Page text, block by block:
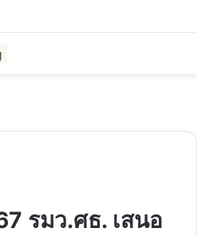
รมว.ศธ. เสนอ